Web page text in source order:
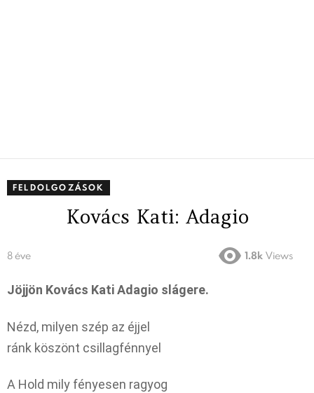
FELDOLGOZÁSOK
Kovács Kati: Adagio
8 éve 1.8k Views
Jöjjön Kovács Kati Adagio slágere.
Nézd, milyen szép az éjjel
ránk köszönt csillagfénnyel
A Hold mily fényesen ragyog